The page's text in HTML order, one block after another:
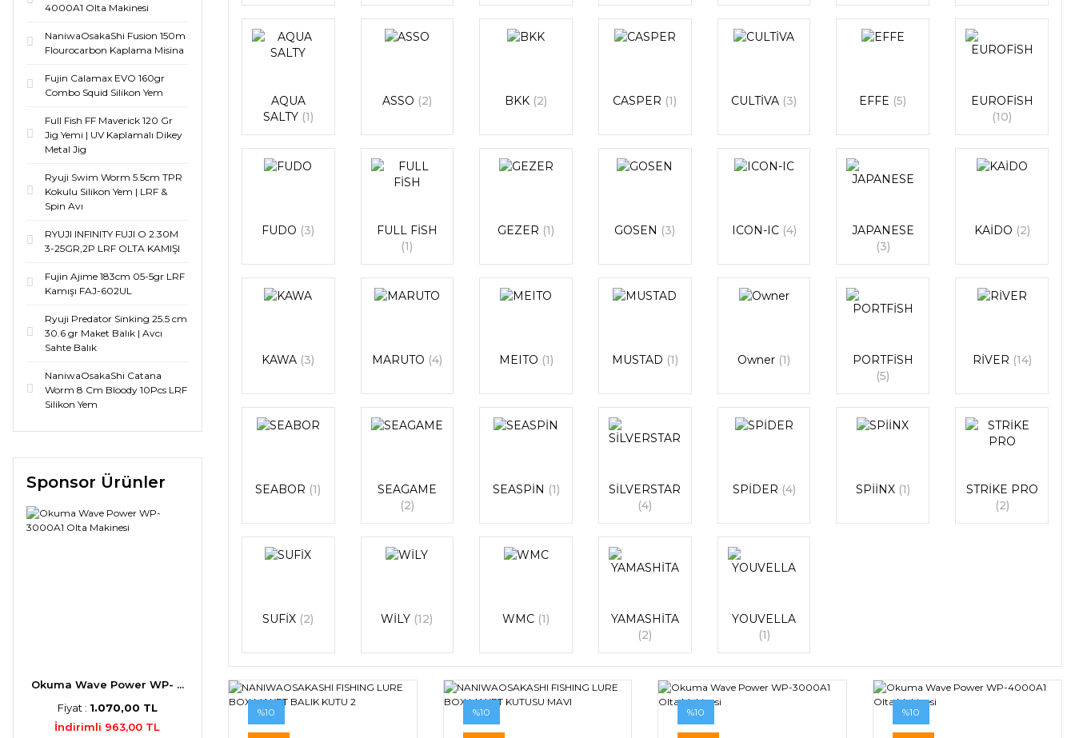
4000A1 Olta Makinesi
NaniwaOsakaShi Fusion 150m
Flourocarbon Kaplama Misina
Fujin Calamax EVO 160gr
Combo Squid Silikon Yem
Full Fish FF Maverick 120 Gr
Jig Yemi | UV Kaplamalı Dikey
Metal Jig
Ryuji Swim Worm 5.5cm TPR
Kokulu Silikon Yem | LRF &
Spin Avı
RYUJI INFINITY FUJI O 2.30M
3-25GR,2P LRF OLTA KAMIŞI
Fujin Ajime 183cm 05-5gr LRF
Kamışı FAJ-602UL
Ryuji Predator Sinking 25.5 cm
30.6 gr Maket Balık | Avcı
Sahte Balık
NaniwaOsakaShi Catana
Worm 8 Cm Bloody 10Pcs LRF
Silikon Yem
Sponsor Ürünler
Okuma Wave Power WP- ...
Fiyat : 1.070,00 TL
İndirimli 963,00 TL
AQUA
SALTY (1)
ASSO (2) BKK (2) CASPER (1) CULTİVA (3) EFFE (5)
EUROFİSH
(10)
FUDO (3)
FULL FİSH
(1)
GEZER (1) GOSEN (3) ICON-IC (4)
JAPANESE
(3)
KAİDO (2)
KAWA (3) MARUTO (4) MEITO (1) MUSTAD (1) Owner (1)
PORTFİSH
(5)
RİVER (14)
SEABOR (1)
SEAGAME
(2)
SEASPİN (1)
SİLVERSTAR
(4)
SPİDER (4) SPİİNX (1)
STRİKE PRO
(2)
SUFİX (2) WİLY (12) WMC (1)
YAMASHİTA
(2)
YOUVELLA
(1)
%10 %10 %10 %10